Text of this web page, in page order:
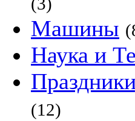
Машины
Наука и
(12)